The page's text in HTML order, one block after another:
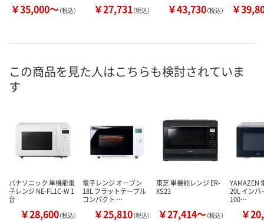
￥35,000～（税込） ￥27,731（税込） ￥43,730（税込） ￥
この商品を見た人はこちらも検討されていま
す
パナソニック 単機能電
子レンジ NE-FL1C-W 1
台
￥28,600（税込）
電子レンジ オーブン
18L フラットテーブル
コンパクト …
￥25,810（税込）
東芝 単機能レンジ ER-
XS23
￥27,414～（税込）
YAMAZEN
20L インバ
100…
￥